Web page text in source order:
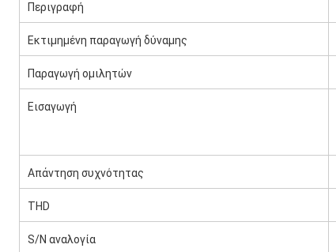
Περιγραφή
Εκτιμημένη παραγωγή δύναμης
Παραγωγή ομιλητών
Εισαγωγή
Απάντηση συχνότητας
THD
S/N αναλογία